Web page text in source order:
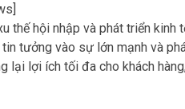
thế hội nhập và phát triển
tin tưởng vào sự lớn mạnh và
lại lợi ích tối đa cho khách